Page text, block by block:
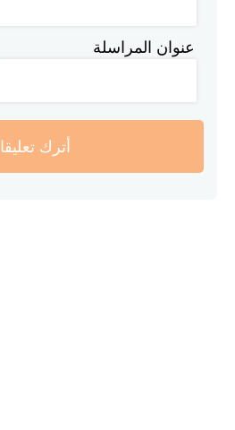
عنوان المراسلة
أترك تعليقا